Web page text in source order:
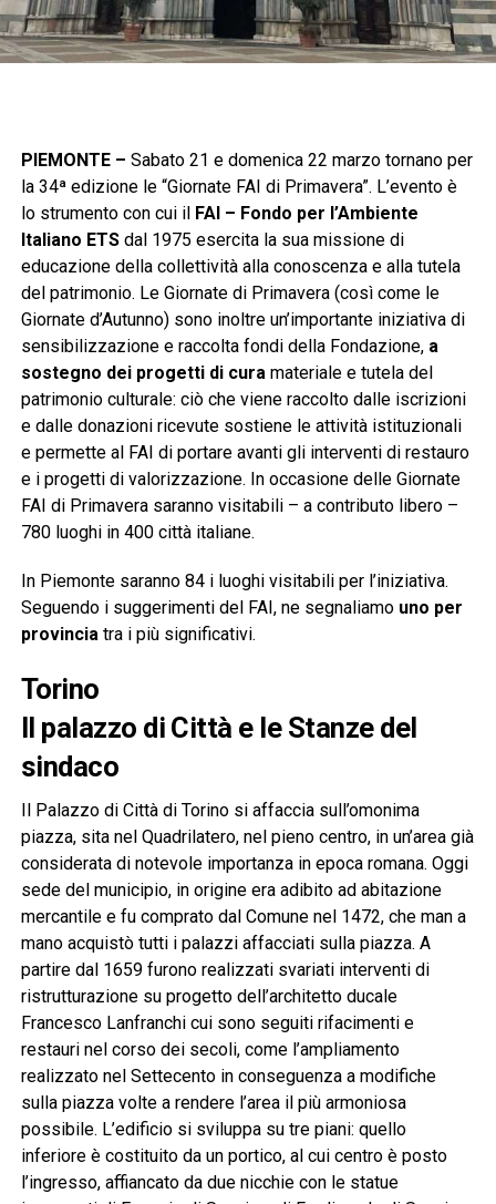
PIEMONTE – Sabato 21 e domenica 22 marzo tornano per
la 34ª edizione le “Giornate FAI di Primavera”. L’evento è
lo strumento con cui il FAI – Fondo per l’Ambiente
Italiano ETSdal 1975 esercita la sua missione di
educazione della collettività alla conoscenza e alla tutela
del patrimonio. Le Giornate di Primavera (così come le
Giornate d’Autunno) sono inoltre un’importante iniziativa di
sensibilizzazione e raccolta fondi della Fondazione, a
sostegno dei progetti di cura materiale e tutela del
patrimonio culturale: ciò che viene raccolto dalle iscrizioni
e dalle donazioni ricevute sostiene le attività istituzionali
e permette al FAI di portare avanti gli interventi di restauro
e i progetti di valorizzazione. In occasione delle Giornate
FAI di Primavera saranno visitabili – a contributo libero –
780 luoghi in 400 città italiane.
In Piemonte saranno 84 i luoghi visitabili per l’iniziativa.
Seguendo i suggerimenti del FAI, ne segnaliamo uno per
provincia tra i più significativi.
Torino
Il palazzo di Città e le Stanze del
sindaco
Il Palazzo di Città di Torino si affaccia sull’omonima
piazza, sita nel Quadrilatero, nel pieno centro, in un’area già
considerata di notevole importanza in epoca romana. Oggi
sede del municipio, in origine era adibito ad abitazione
mercantile e fu comprato dal Comune nel 1472, che man a
mano acquistò tutti i palazzi affacciati sulla piazza. A
partire dal 1659 furono realizzati svariati interventi di
ristrutturazione su progetto dell’architetto ducale
Francesco Lanfranchi cui sono seguiti rifacimenti e
restauri nel corso dei secoli, come l’ampliamento
realizzato nel Settecento in conseguenza a modifiche
sulla piazza volte a rendere l’area il più armoniosa
possibile. L’edificio si sviluppa su tre piani: quello
inferiore è costituito da un portico, al cui centro è posto
l’ingresso, affiancato da due nicchie con le statue